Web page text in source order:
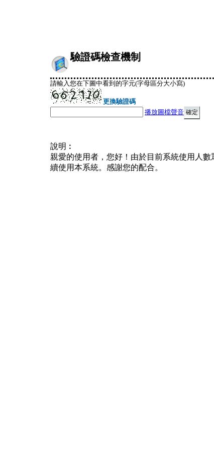
驗證碼檢查機制
請輸入您在下圖中看到的字元(字母區分大小寫)
更換驗證碼
播放圖檔聲音
說明︰
親愛的使用者，您好！由於目前系統使用人
續使用本系統。感謝您的配合。